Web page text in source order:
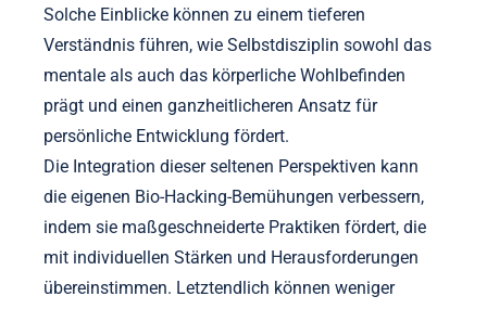
Solche Einblicke können zu einem tieferen
Verständnis führen, wie Selbstdisziplin sowohl das
mentale als auch das körperliche Wohlbefinden
prägt und einen ganzheitlicheren Ansatz für
persönliche Entwicklung fördert.
Die Integration dieser seltenen Perspektiven kann
die eigenen Bio-Hacking-Bemühungen verbessern,
indem sie maßgeschneiderte Praktiken fördert, die
mit individuellen Stärken und Herausforderungen
übereinstimmen. Letztendlich können weniger